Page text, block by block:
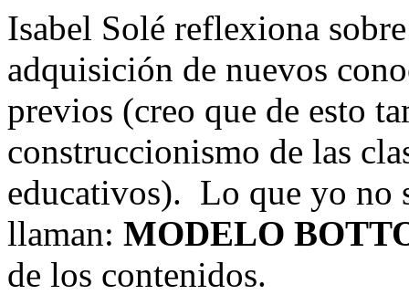
Isabel Solé reflexiona
adquisición de nuevos
previos (creo que de esto
construccionismo de las
educativos). Lo que yo no
llaman: MODELO
de los contenidos.